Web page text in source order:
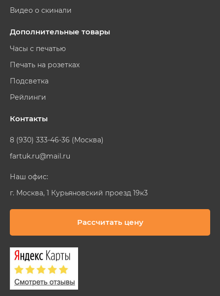
Видео о скинали
Дополнительные товары
Часы с печатью
Печать на розетках
Подсветка
Рейлинги
Контакты
8 (930) 333-46-36 (Москва)
fartuk.ru@mail.ru
Наш офис:
г. Москва, 1 Курьяновский проезд 19к3
Рассчитать цену